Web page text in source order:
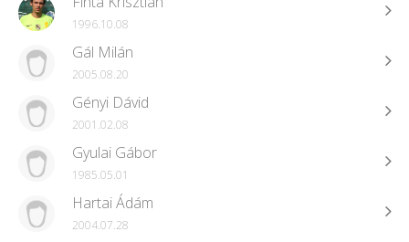
1996.10.08
Gál Milán
2005.08.20
Gényi Dávid
2001.02.08
Gyulai Gábor
1985.05.01
Hartai Ádám
2004.07.28